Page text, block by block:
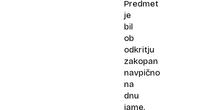
Predmet
je
bil
ob
odkritju
zakopan
navpično
na
dnu
jame,